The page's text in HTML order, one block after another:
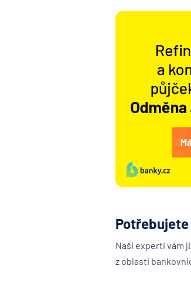
Naši experti vám
z oblasti